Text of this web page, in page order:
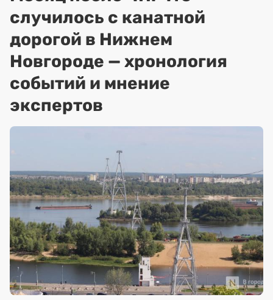
случилось с канатной
дорогой в Нижнем
Новгороде — хронология
событий и мнение
экспертов